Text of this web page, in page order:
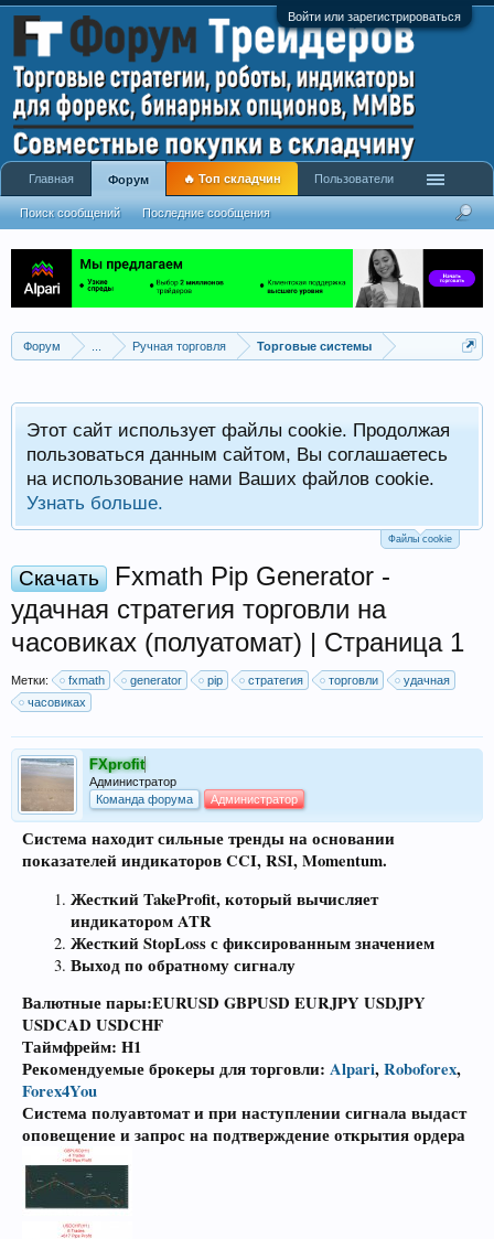
Войти или зарегистрироваться
Форум Ручная торговля Торговые системы
Этот сайт использует файлы cookie. Продолжая
пользоваться данным сайтом, Вы соглашаетесь
на использование нами Ваших файлов cookie.
Узнать больше.
Файлы cookie
Скачать
Fxmath Pip Generator -
удачная стратегия торговли на
часовиках (полуатомат) | Страница 1
Метки: fxmath generator pip стратегия торговли
удачная
часовиках
FXprofit
Администратор
Команда форума
Администратор
Система находит сильные тренды на основании
показателей индикаторов CCI, RSI, Momentum.
Жесткий TakeProfit, который вычисляет
индикатором ATR
Жесткий StopLoss с фиксированным значением
Выход по обратному сигналу
Валютные пары:EURUSD GBPUSD EURJPY USDJPY
USDCAD USDCHF
Таймфрейм: H1
Рекомендуемые брокеры для торговли: Alpari,Roboforex,
Forex4You
Система полуавтомат и при наступлении сигнала выдаст
оповещение и запрос на подтверждение открытия ордера
Главная Форум
Поиск сообщений Последние сообщения
🔥 Топ складчин Пользователи